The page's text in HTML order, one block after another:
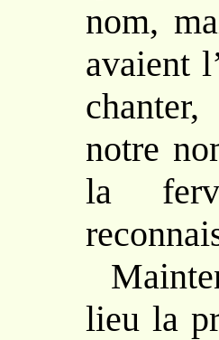
nom,
avaient
notre
la
lieu la